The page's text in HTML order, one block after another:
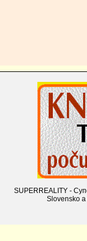
SUPERREALITY -
Slovensko